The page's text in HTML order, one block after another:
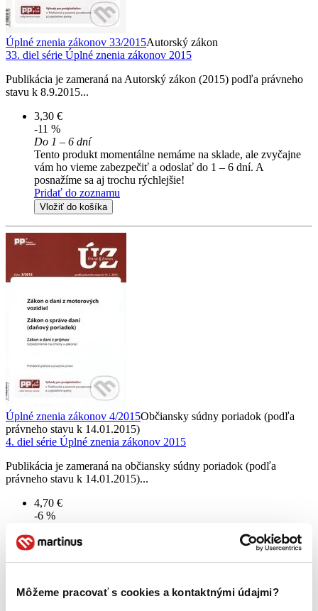
Môžeme pracovať s cookies a kontaktnými údajmi?
Úplné znenia zákonov 33/2015Autorský zákon
33. diel série Úplné znenia zákonov 2015
Publikácia je zameraná na Autorský zákon (2015) podľa právneho
stavu k 8.9.2015...
3,30 €
-11 %
Do 1 – 6 dní
Tento produkt momentálne nemáme na sklade, ale zvyčajne
vám ho vieme zabezpečiť a odoslať do 1 – 6 dní. A
posnažíme sa aj trochu rýchlejšie!
Pridať do zoznamu
Vložiť do košíka
Úplné znenia zákonov 4/2015Občiansky súdny poriadok (podľa
právneho stavu k 14.01.2015)
4. diel série Úplné znenia zákonov 2015
Publikácia je zameraná na občiansky súdny poriadok (podľa
právneho stavu k 14.01.2015)...
4,70 €
-6 %
Tento produkt je na objednávku a jeho dodanie môže trvať aj
viac ako 30 dní. Urobíme však všetko pre to, aby sme vašu
objednávku odoslali čo najskôr a o jej ceste vás budeme včas
Pridať do zoznamu